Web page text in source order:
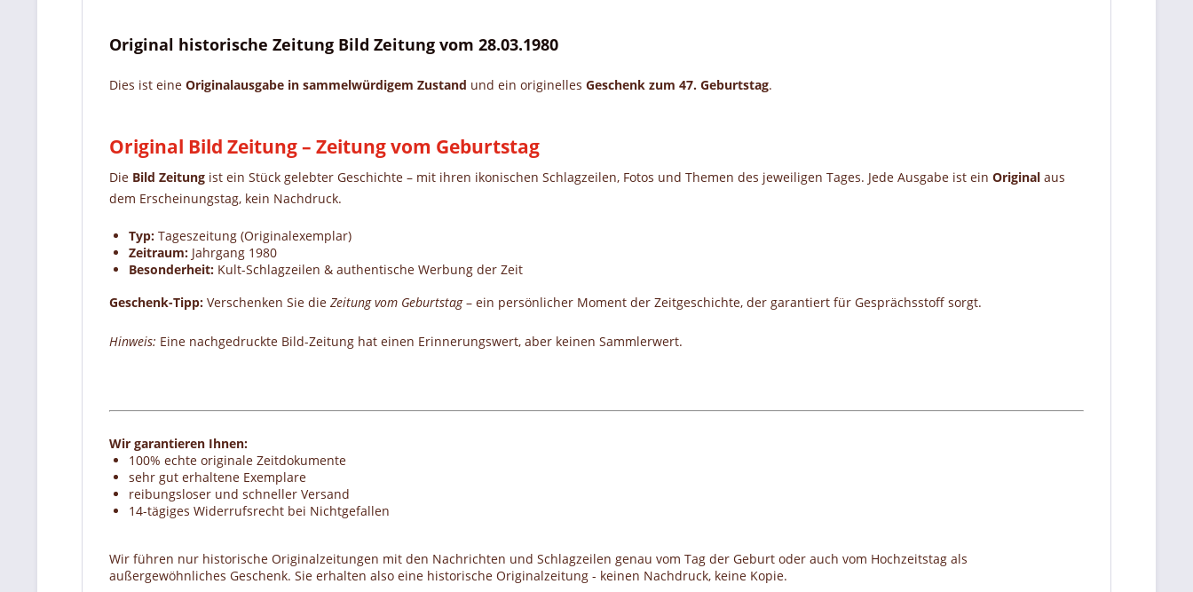
Original historische Zeitung Bild Zeitung vom 28.03.1980
Dies ist eine Originalausgabe in sammelwürdigem Zustand und ein originelles Geschenk zum 47. Geburtstag.
Original Bild Zeitung – Zeitung vom Geburtstag
Die Bild Zeitung ist ein Stück gelebter Geschichte – mit ihren ikonischen Schlagzeilen, Fotos und Themen des jeweiligen Tages. Jede Ausgabe ist ein Original aus
dem Erscheinungstag, kein Nachdruck.
Typ: Tageszeitung (Originalexemplar)
Zeitraum: Jahrgang 1980
Besonderheit: Kult-Schlagzeilen & authentische Werbung der Zeit
Geschenk-Tipp: Verschenken Sie die Zeitung vom Geburtstag– ein persönlicher Moment der Zeitgeschichte, der garantiert für Gesprächsstoff sorgt.
Hinweis: Eine nachgedruckte Bild-Zeitung hat einen Erinnerungswert, aber keinen Sammlerwert.
Wir garantieren Ihnen:
100% echte originale Zeitdokumente
sehr gut erhaltene Exemplare
reibungsloser und schneller Versand
14-tägiges Widerrufsrecht bei Nichtgefallen
Wir führen nur historische Originalzeitungen mit den Nachrichten und Schlagzeilen genau vom Tag der Geburt oder auch vom Hochzeitstag als
außergewöhnliches Geschenk. Sie erhalten also eine historische Originalzeitung - keinen Nachdruck, keine Kopie.